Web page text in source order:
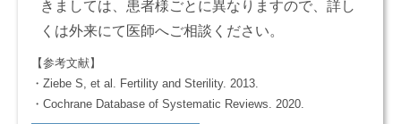
きましては、患者様ごとに異なりますので、詳し
くは外来にて医師へご相談ください。
【参考文献】
・Ziebe S, et al. Fertility and Sterility. 2013.
・Cochrane Database of Systematic Reviews. 2020.